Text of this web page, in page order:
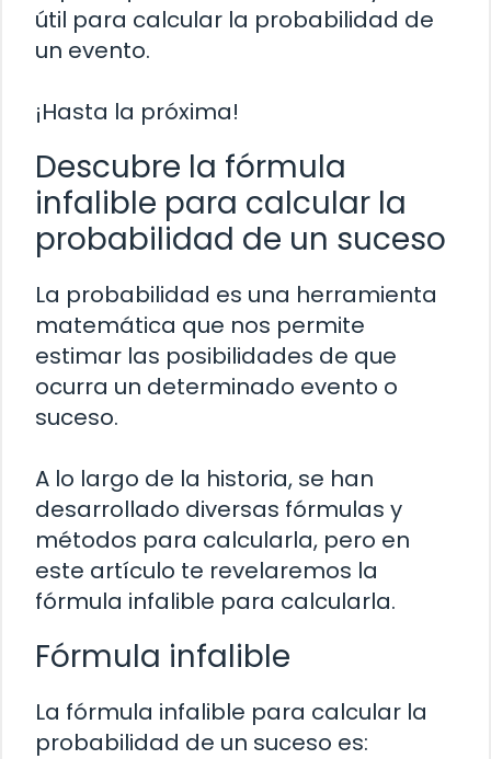
útil para calcular la probabilidad de
un evento.
¡Hasta la próxima!
Descubre la fórmula
infalible para calcular la
probabilidad de un suceso
La probabilidad es una herramienta
matemática que nos permite
estimar las posibilidades de que
ocurra un determinado evento o
suceso.
A lo largo de la historia, se han
desarrollado diversas fórmulas y
métodos para calcularla, pero en
este artículo te revelaremos la
fórmula infalible para calcularla.
Fórmula infalible
La fórmula infalible para calcular la
probabilidad de un suceso es: